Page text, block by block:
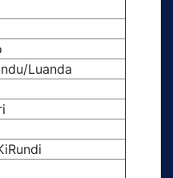
Luanda